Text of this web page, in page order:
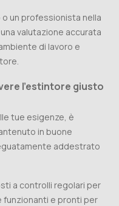
un professionista nella
valutazione accurata
di lavoro e
l'estintore giusto
tue esigenze, è
in buone
addestrato
a controlli regolari per
e pronti per